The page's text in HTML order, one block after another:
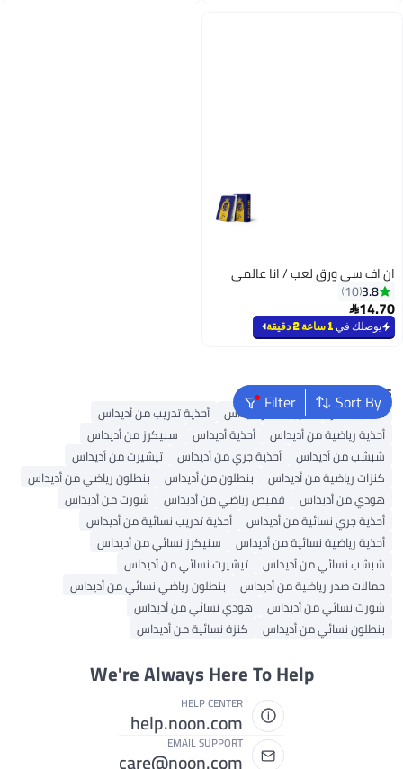
ان اف سي ورق لعب / انا عالمي
3.8
10
14.70
يوصلك في 1 ساعة 2 دقيقة
Sort By
FilterPopular Searches
حقائب ظهر حقيبة ظهر أديداس
أحذية تدريب من أديداس
أحذية رياضية من أديداس
أحذية أديداس
سنيكرز من أديداس
شبشب من أديداس
أحذية جري من أديداس
تيشيرت من أديداس
كنزات رياضية من أديداس
بنطلون من أديداس
بنطلون رياضي من أديداس
هودي من أديداس
قميص رياضي من أديداس
شورت من أديداس
أحذية جري نسائية من أديداس
أحذية تدريب نسائية من أديداس
أحذية رياضية نسائية من أديداس
سنيكرز نسائي من أديداس
شبشب نسائي من أديداس
تيشيرت نسائي من أديداس
حمالات صدر رياضية من أديداس
بنطلون رياضي نسائي من أديداس
شورت نسائي من أديداس
هودي نسائي من أديداس
بنطلون نسائي من أديداس
كنزة نسائية من أديداس
We're Always Here To Help
HELP CENTER
help.noon.com
EMAIL SUPPORT